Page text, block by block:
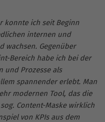
konnte ich seit Beginn
internen und
wachsen. Gegenüber
Bereich habe ich bei der
und Prozesse als
spannender erlebt. Man
modernen Tool, das die
Content-Maske wirklich
von KPIs aus dem